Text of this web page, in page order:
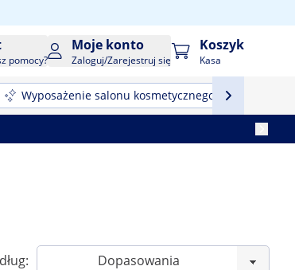
pomocy?
Moje konto
Zaloguj/Zarejestruj się
Koszyk
Kasa
Wyposażenie salonu kosmetycznego